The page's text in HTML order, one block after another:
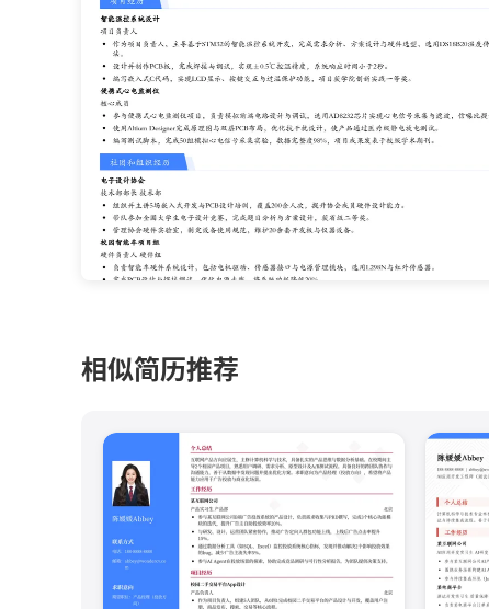
相似简历推荐